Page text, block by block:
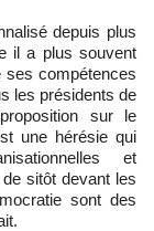
depuis plus
il a plus souvent
ses compétences
les présidents de
sur le
une hérésie qui
et
sitôt devant les
sont des